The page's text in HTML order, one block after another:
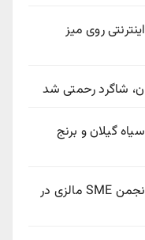
روی میز
شاگرد رحمتی شد
گیلان و برنج
محمدرضا باقری مدیر روابط عمومی انجمن SME مالزی در